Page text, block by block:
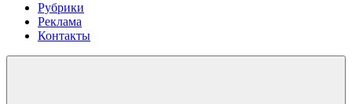
Рубрики
Реклама
Контакты